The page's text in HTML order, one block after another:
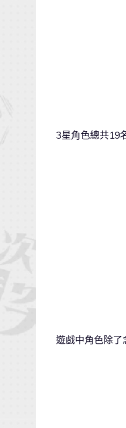
3星角色總共19
遊戲中角色除了